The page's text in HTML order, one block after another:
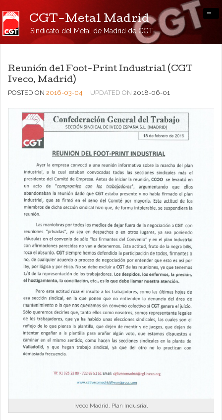
CGT-Metal Madrid
Sindicato del Metal de Madrid de CGT
-
Reunión del Foot-Print Industrial (CGT
Iveco, Madrid)
POSTED ON 2016-03-04 UPDATED ON 2018-06-01
Iveco Madrid, Plan Indusrial